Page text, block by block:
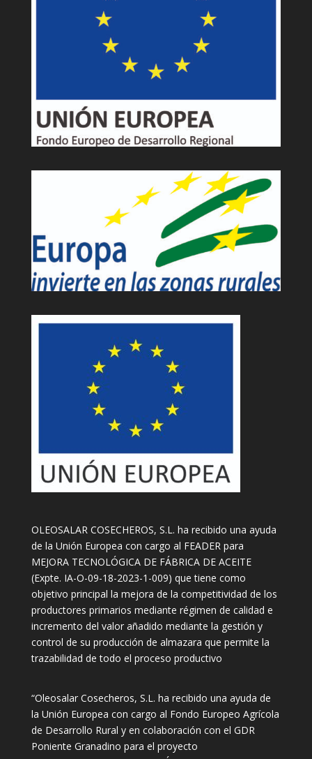
OLEOSALAR COSECHEROS, S.L. ha recibido una ayuda
de la Unión Europea con cargo al FEADER para
MEJORA TECNOLÓGICA DE FÁBRICA DE ACEITE
(Expte. IA-O-09-18-2023-1-009) que tiene como
objetivo principal la mejora de la competitividad de los
productores primarios mediante régimen de calidad e
incremento del valor añadido mediante la gestión y
control de su producción de almazara que permite la
trazabilidad de todo el proceso productivo
“Oleosalar Cosecheros, S.L. ha recibido una ayuda de
la Unión Europea con cargo al Fondo Europeo Agrícola
de Desarrollo Rural y en colaboración con el GDR
Poniente Granadino para el proyecto